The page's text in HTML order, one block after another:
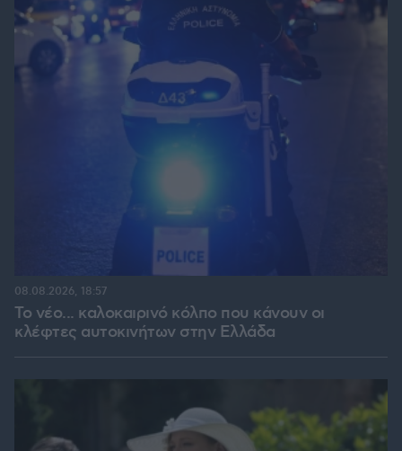
Το νέο... καλοκαιρινό κόλπο που κάνουν οι
κλέφτες αυτοκινήτων στην Ελλάδα
08.08.2026, 18:57